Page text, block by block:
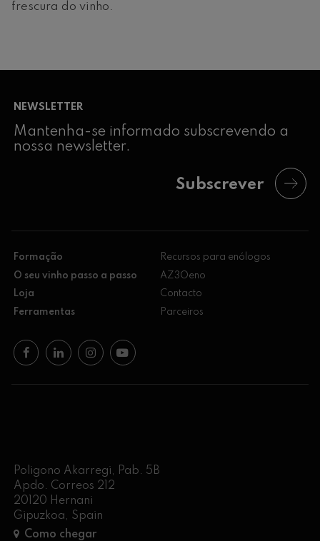
frescura do vinho.
NEWSLETTER
Mantenha-se informado subscrevendo a
nossa newsletter.
Subscrever
Formação
O seu vinho passo a passo
Loja
Ferramentas
Recursos para enólogos
AZ3Oeno
Contacto
Parceiros
Poligono Akarregi, Pab. 5B
Apdo. Correos 212
20120 Hernani
Gipuzkoa, Spain
Como chegar